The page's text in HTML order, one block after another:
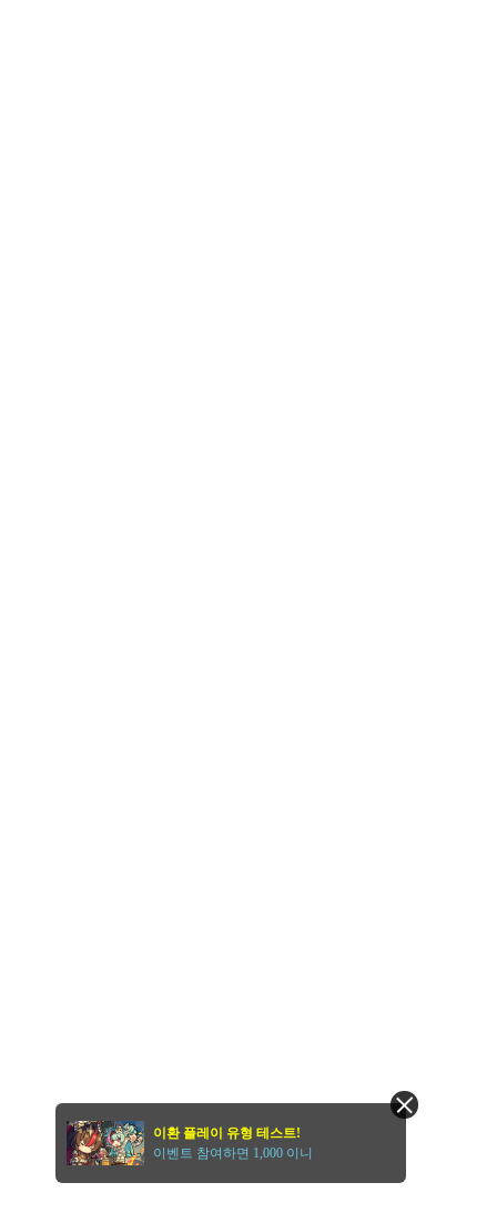
이환 플레이 유형 테스트!
이벤트 참여하면 1,000 이니